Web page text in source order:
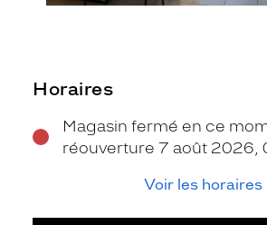
Horaires
Magasin fermé en ce
réouverture 7 août 2026,
Voir les horaires